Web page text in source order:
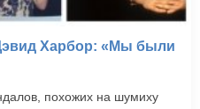
Харбор: «Мы были
похожих на шумиху